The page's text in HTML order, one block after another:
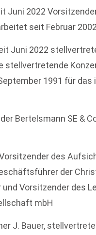
Juni 2022
seit Februar
Juni 2022
stellvertretende
1991 für
Bertelsmann SE &
des
der
und Vorsitzender des
mbH
J. Bauer,